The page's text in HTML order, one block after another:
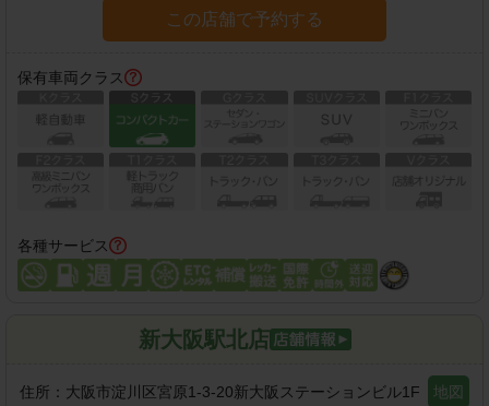
この店舗で予約する
保有車両クラス
各種サービス
新大阪駅北店
住所： 大阪市淀川区宮原1-3-20新大阪ステーションビル1F 地図